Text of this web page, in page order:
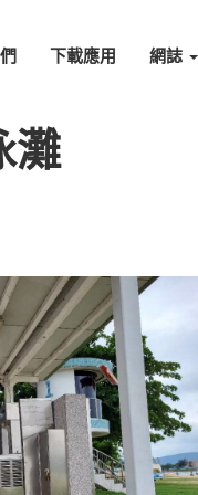
下載應用 網誌
灘